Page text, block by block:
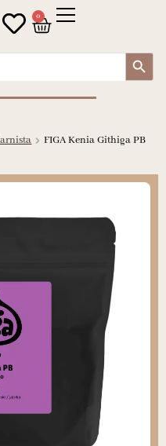
0
Search Button
FIGA Kenia Githiga PB